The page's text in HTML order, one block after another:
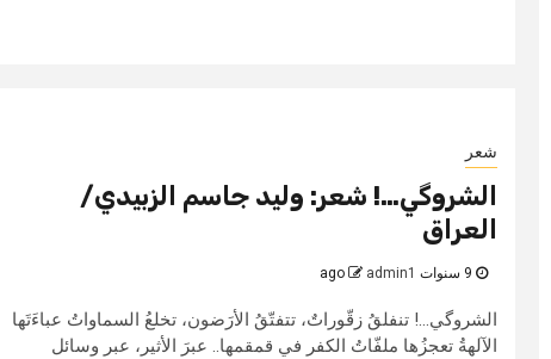
شعر
الشروگي…! شعر: وليد جاسم الزبيدي/
العراق
admin1
الشروگي...! تنفلقُ زقّوراتٌ، تتفتّقُ الأرَضون، تخلعُ السماواتُ عباءَتَها
الآلهةُ تعجزُها ملفّاتُ الكفر في قمقمها.. عبرَ الأثير، عبر وسائل